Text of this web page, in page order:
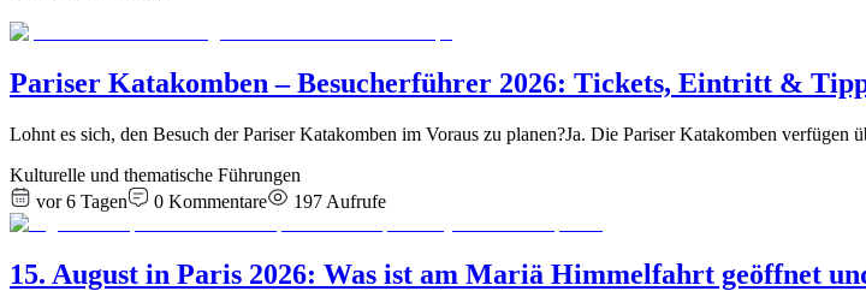
Pariser Katakomben – Besucherführer 2026: Tickets, Eintritt &
Lohnt es sich, den Besuch der Pariser Katakomben im Voraus zu planen?Ja. Die Pariser Katakomben verfügen
Kulturelle und thematische Führungen
vor 6 Tagen
0 Kommentare 197 Aufrufe
15. August in Paris 2026: Was ist am Mariä Himmelfahrt geöffnet